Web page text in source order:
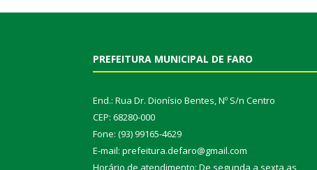
PREFEITURA MUNICIPAL DE FARO
End.: Rua Dr. Dionísio Bentes, Nº S/n Centro
CEP: 68280-000
Fone: (93) 99165-4629
E-mail: prefeitura.defaro@gmail.com
Horário de atendimento: De segunda a sexta as